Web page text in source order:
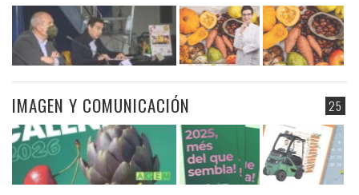
25
IMAGEN Y COMUNICACIÓN